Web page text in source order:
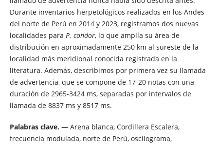
Durante inventarios herpetológicos realizados en los Andes
del norte de Perú en 2014 y 2023, registramos dos nuevas
localidades para P. condor, lo que amplía su área de
distribución en aproximadamente 250 km al sureste de la
localidad más meridional conocida registrada en la
literatura. Además, describimos por primera vez su llamada
de advertencia, que se compone de 17-20 notas con una
duración de 2965-3424 ms, separadas por intervalos de
llamada de 8837 ms y 8517 ms.
Palabras clave. —Arena blanca, Cordillera Escalera,
frecuencia modulada, norte de Perú, oscilograma,